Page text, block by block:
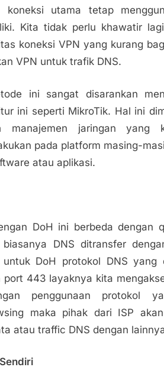
koneksi utama tetap
Kita tidak perlu khawatir
koneksi VPN yang kurang
VPN untuk trafik DNS.
ini sangat disarankan
ini seperti MikroTik. Hal ini
manajemen jaringan yang
pada platform masing-
atau aplikasi.
DoH ini berbeda dengan
DNS ditransfer
DoH protokol DNS yang
port 443 layaknya kita
penggunaan protokol
maka pihak dari ISP
atau traffic DNS dengan